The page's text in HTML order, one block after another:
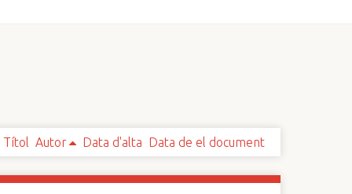
Títol Autor Data d'alta Data de el document